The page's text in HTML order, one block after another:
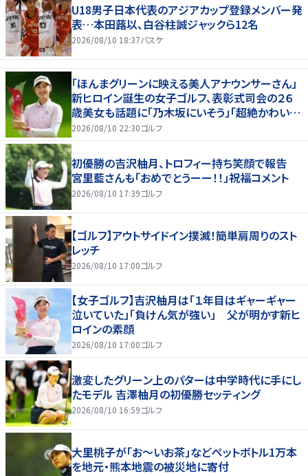
U18男子日本代表のアジアカップ登録メンバー発
表…本田蕗以、白谷柱誠ジャックら12名
2026/08/10 18:37バスケ
「ほんまグリーンに映える美人アナウンサーさん」
新ヒロイン誕生の女子ゴルフ、表彰式司会の２６
歳美女も話題に「乃木坂にいそう」「超絶かわい
い」「スーツもお似合いです」
2026/08/10 22:30ゴルフ
初優勝の吉沢柚月、トロフィー持ち笑顔で報告
宮里藍さんも「おめでとうーー！！」祝福コメント
2026/08/10 17:39ゴルフ
【ゴルフ】アウトサイドイン撲滅！簡単肩周りのスト
レッチ
2026/08/10 17:00ゴルフ
【女子ゴルフ】吉沢柚月は「１年目はギャーギャー
泣いていた」「負けん気が強い」 父が明かす新ヒ
ロインの素顔
2026/08/10 17:00ゴルフ
激変したグリーン上のパターは中学時代に手にし
たモデル 吉澤柚月の初優勝セッティング
2026/08/10 16:59ゴルフ
大里桃子が「お～いお茶」などペットボトル1万本
を地元・熊本地震の被災地に寄付